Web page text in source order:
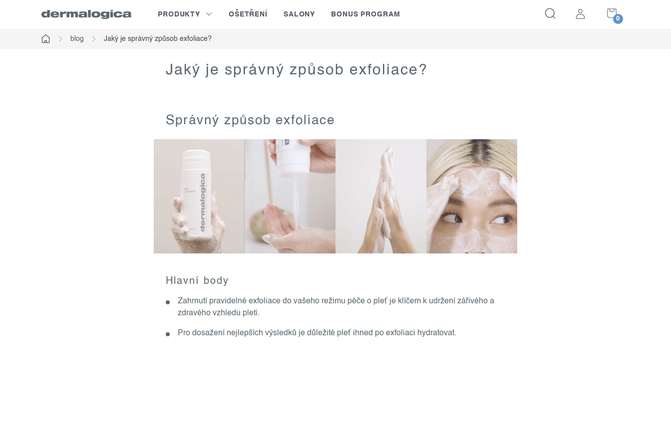
NÁKUPNÍ
KOŠÍK
PRODUKTY OŠETŘENÍ SALONY BONUS PROGRAM
blog Jaký je správný způsob exfoliace?
Jaký je správný způsob exfoliace?
Správný způsob exfoliace
Hlavní body
Zahrnutí pravidelné exfoliace do vašeho režimu péče o pleť je klíčem k udržení zářivého a
zdravého vzhledu pleti.
Pro dosažení nejlepších výsledků je důležité pleť ihned po exfoliaci hydratovat.